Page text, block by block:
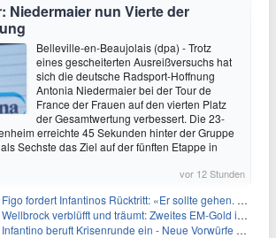
Niedermaier nun Vierte der
Belleville-en-Beaujolais (dpa) - Trotz
eines gescheiterten Ausreißversuchs hat
sich die deutsche Radsport-Hoffnung
Antonia Niedermaier bei der Tour de
France der Frauen auf den vierten Platz
der Gesamtwertung verbessert. Die 23-
erreichte 45 Sekunden hinter der Gruppe
Sechste das Ziel auf der fünften Etappe in
vor 12 Stunden
Figo fordert Infantinos Rücktritt: «Er sollte gehen. Jetzt»
Wellbrock verblüfft und träumt: Zweites EM-Gold in Paris
Infantino beruft Krisenrunde ein - Neue Vorwürfe gegen FIFA